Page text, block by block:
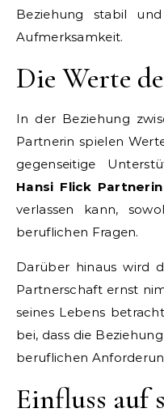
Beziehung stabil
Aufmerksamkeit.
Die Werte
In der Beziehung
Partnerin spielen
gegenseitige
Hansi Flick Partnerin
verlassen kann,
beruflichen Fragen.
Darüber hinaus wird
Partnerschaft ernst
seines Lebens
bei, dass die
beruflichen
Einfluss auf